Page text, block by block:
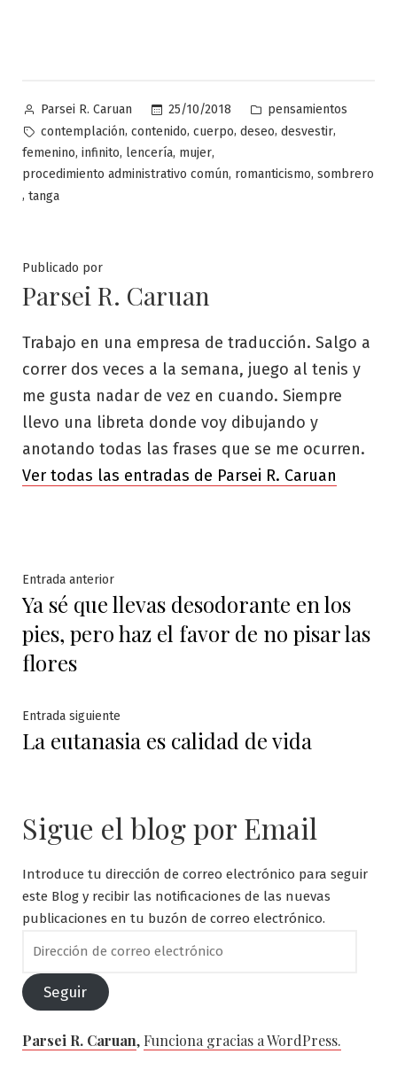
Publicado
por
Parsei R. Caruan 25/10/2018
Publicado
en
pensamientos
Etiquetas:
contemplación, contenido, cuerpo, deseo, desvestir,
femenino, infinito, lencería, mujer,
procedimiento administrativo común, romanticismo, sombrero
, tanga
Publicado por
Parsei R. Caruan
Trabajo en una empresa de traducción. Salgo a
correr dos veces a la semana, juego al tenis y
me gusta nadar de vez en cuando. Siempre
llevo una libreta donde voy dibujando y
anotando todas las frases que se me ocurren.
Ver todas las entradas de Parsei R. Caruan
Navegación
de
entradas
Entrada anteriorEntrada
anterior:
Ya sé que llevas desodorante en los
pies, pero haz el favor de no pisar las
flores
Entrada siguiente
siguiente:
La eutanasia es calidad de vida
Sigue el blog por Email
Introduce tu dirección de correo electrónico para seguir
este Blog y recibir las notificaciones de las nuevas
publicaciones en tu buzón de correo electrónico.
correo
electrónico
Seguir
Parsei R. Caruan, Funciona gracias a WordPress.